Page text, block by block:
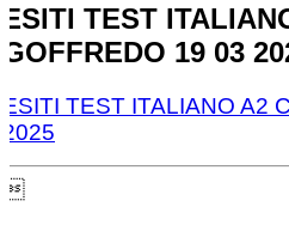
ESITI TEST
GOFFREDO 19 03
ESITI TEST ITALIANO A2
2025
